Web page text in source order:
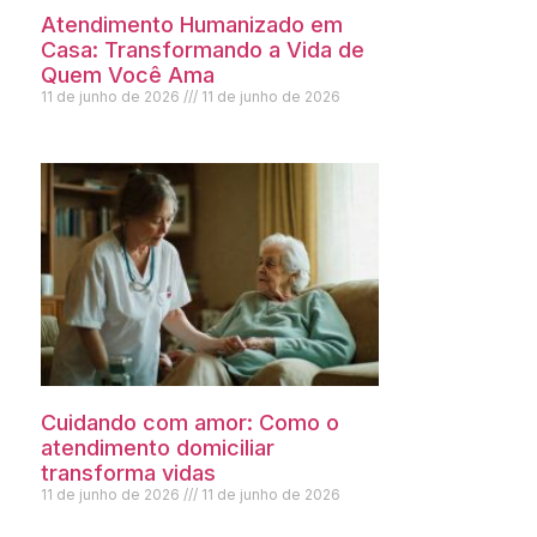
Atendimento Humanizado em
Casa: Transformando a Vida de
Quem Você Ama
11 de junho de 2026 11 de junho de 2026
Cuidando com amor: Como o
atendimento domiciliar
transforma vidas
11 de junho de 2026 11 de junho de 2026